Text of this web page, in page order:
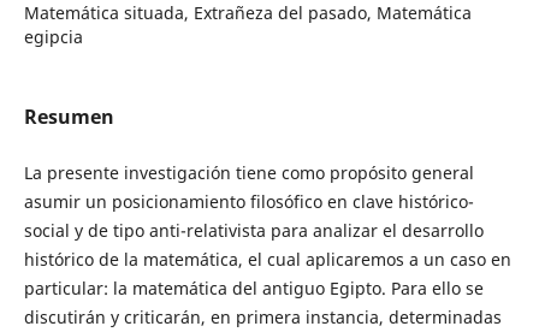
Matemática situada, Extrañeza del pasado, Matemática
egipcia
Resumen
La presente investigación tiene como propósito general
asumir un posicionamiento filosófico en clave histórico-
social y de tipo anti-relativista para analizar el desarrollo
histórico de la matemática, el cual aplicaremos a un caso en
particular: la matemática del antiguo Egipto. Para ello se
discutirán y criticarán, en primera instancia, determinadas